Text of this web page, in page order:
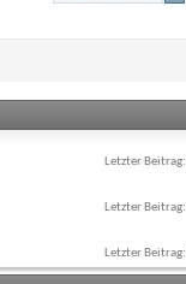
Letzter Beitrag:
Letzter Beitrag:
Letzter Beitrag: